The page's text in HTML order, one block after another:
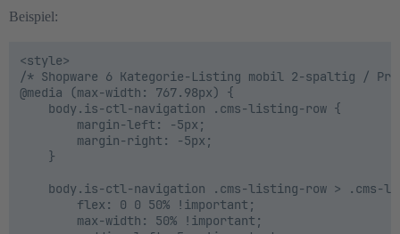
Beispiel:
<style>
/* Shopware 6 Kategorie-Listing mobil 2-spaltig /
@media (max-width: 767.98px) {
    body.is-ctl-navigation .cms-listing-row {
        margin-left: -5px;
        margin-right: -5px;
    }
body.is-ctl-navigation .cms-listing-row > .cms-
        flex: 0 0 50% !important;
        max-width: 50% !important;